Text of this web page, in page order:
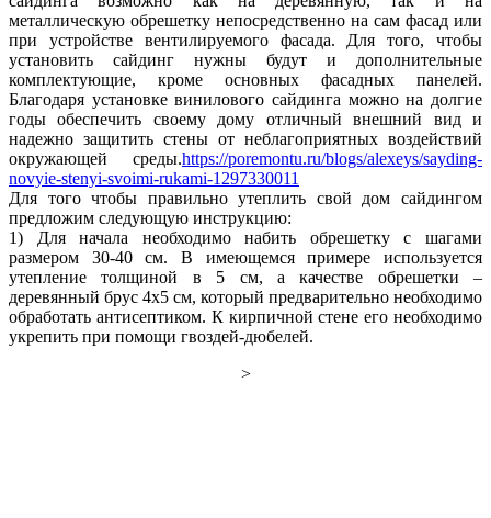
металлическую обрешетку непосредственно на сам фасад или
при устройстве вентилируемого фасада. Для того, чтобы
установить сайдинг нужны будут и дополнительные
комплектующие, кроме основных фасадных панелей.
Благодаря установке винилового сайдинга можно на долгие
годы обеспечить своему дому отличный внешний вид и
надежно защитить стены от неблагоприятных воздействий
окружающей среды.https://poremontu.ru/blogs/alexeys/sayding-
novyie-stenyi-svoimi-rukami-1297330011
Для того чтобы правильно утеплить свой дом сайдингом
предложим следующую инструкцию:
1) Для начала необходимо набить обрешетку с шагами
размером 30-40 см. В имеющемся примере используется
утепление толщиной в 5 см, а качестве обрешетки –
деревянный брус 4х5 см, который предварительно необходимо
обработать антисептиком. К кирпичной стене его необходимо
укрепить при помощи гвоздей-дюбелей.
>